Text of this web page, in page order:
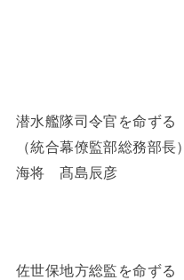
潜水艦隊司令官を命ずる
（統合幕僚監部総務部長）
海将 髙島辰彦
佐世保地方総監を命ずる